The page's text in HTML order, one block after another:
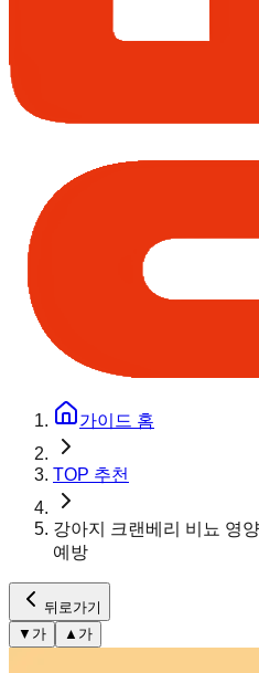
가이드 홈
TOP 추천
강아지 크랜베리 비뇨 영
예방
뒤로가기
▼ 가 ▲ 가